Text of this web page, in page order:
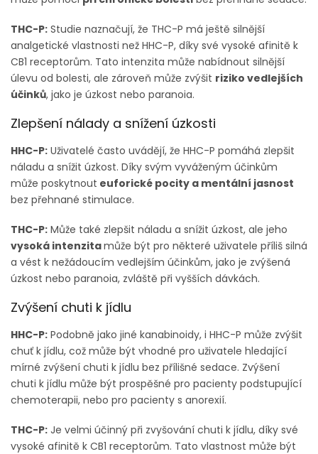
THC-P: Studie naznačují, že THC-P má ještě silnější
analgetické vlastnosti než HHC-P, díky své vysoké afinitě k
CB1 receptorům. Tato intenzita může nabídnout silnější
úlevu od bolesti, ale zároveň může zvýšit riziko vedlejších
účinků, jako je úzkost nebo paranoia.
Zlepšení nálady a snížení úzkosti
HHC-P: Uživatelé často uvádějí, že HHC-P pomáhá zlepšit
náladu a snížit úzkost. Díky svým vyváženým účinkům
může poskytnout euforické pocity a mentální jasnost
bez přehnané stimulace.
THC-P: Může také zlepšit náladu a snížit úzkost, ale jeho
vysoká intenzitamůže být pro některé uživatele příliš silná
a vést k nežádoucím vedlejším účinkům, jako je zvýšená
úzkost nebo paranoia, zvláště při vyšších dávkách.
Zvýšení chuti k jídlu
HHC-P: Podobně jako jiné kanabinoidy, i HHC-P může zvýšit
chuť k jídlu, což může být vhodné pro uživatele hledající
mírné zvýšení chuti k jídlu bez přílišné sedace. Zvýšení
chuti k jídlu může být prospěšné pro pacienty podstupující
chemoterapii, nebo pro pacienty s anorexií.
THC-P: Je velmi účinný při zvyšování chuti k jídlu, díky své
vysoké afinitě k CB1 receptorům. Tato vlastnost může být